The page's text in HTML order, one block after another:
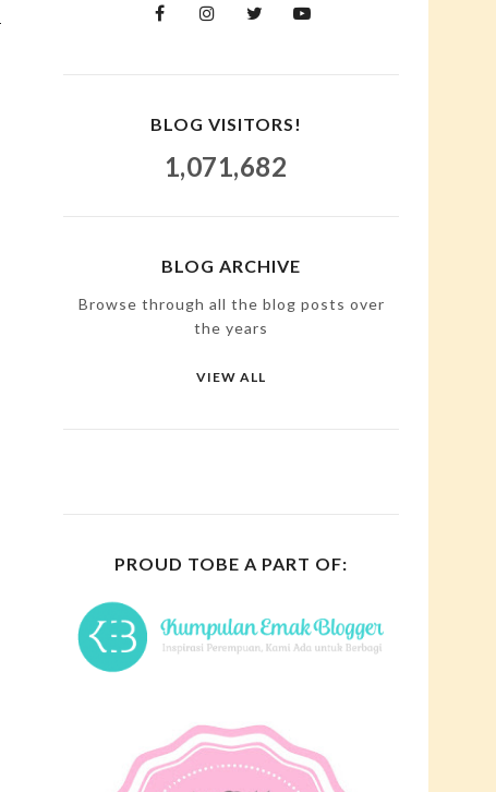
BLOG VISITORS!
1,071,682
BLOG ARCHIVE
Browse through all the blog posts over
the years
VIEW ALL
PROUD TOBE A PART OF: